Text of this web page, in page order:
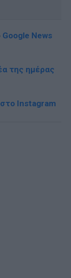
Google News
της ημέρας
Instagram